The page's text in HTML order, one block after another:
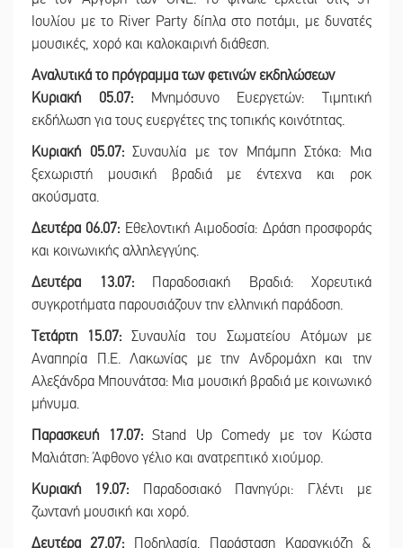
Ιουλίου με το River Party δίπλα στο ποτάμι, με δυνατές
μουσικές, χορό και καλοκαιρινή διάθεση.
Αναλυτικά το πρόγραμμα των φετινών εκδηλώσεων
Κυριακή 05.07: Μνημόσυνο Ευεργετών: Τιμητική
εκδήλωση για τους ευεργέτες της τοπικής κοινότητας.
Κυριακή 05.07:Συναυλία με τον Μπάμπη Στόκα: Μια
ξεχωριστή μουσική βραδιά με έντεχνα και ροκ
ακούσματα.
Δευτέρα 06.07: Εθελοντική Αιμοδοσία: Δράση προσφοράς
και κοινωνικής αλληλεγγύης.
Δευτέρα 13.07: Παραδοσιακή Βραδιά: Χορευτικά
συγκροτήματα παρουσιάζουν την ελληνική παράδοση.
Τετάρτη 15.07:Συναυλία του Σωματείου Ατόμων με
Αναπηρία Π.Ε. Λακωνίας με την Ανδρομάχη και την
Αλεξάνδρα Μπουνάτσα: Μια μουσική βραδιά με κοινωνικό
μήνυμα.
Παρασκευή 17.07:Stand Up Comedy με τον Κώστα
Μαλιάτση: Άφθονο γέλιο και ανατρεπτικό χιούμορ.
Κυριακή 19.07: Παραδοσιακό Πανηγύρι: Γλέντι με
ζωντανή μουσική και χορό.
Δευτέρα 27.07: Ποδηλασία, Παράσταση Καραγκιόζη &